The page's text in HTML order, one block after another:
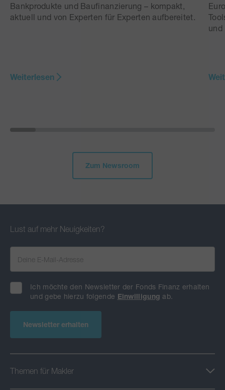
Bankprodukte und Baufinanzierung – kompakt,
aktuell und von Experten für Experten aufbereitet.
Weiterlesen
und
Zum Newsroom
Themen für Makler
Lust auf mehr Neuigkeiten?
Ich möchte den Newsletter der Fonds Finanz erhalten
und gebe hierzu folgende Einwilligung ab.
Newsletter erhalten